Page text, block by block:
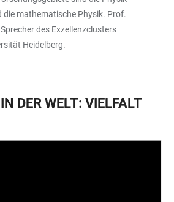
die mathematische Physik. Prof.
des Exzellenzclusters
Heidelberg.
DER WELT: VIELFALT